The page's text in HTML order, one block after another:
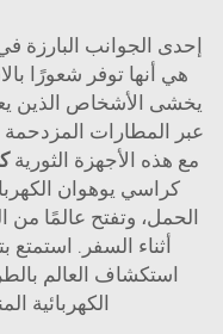
إحدى الجوانب البارزة
هي أنها توفر شعورًا
يخشى الأشخاص الذين
عبر المطارات المزدحمة
مع هذه الأجهزة الثورية
كراسي يوهوان
الحمل، وتفتح عالمًا
أثناء السفر. استمتع
استكشاف العالم
الكهربائية